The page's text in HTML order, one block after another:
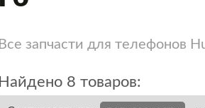
Все запчасти для телефонов
Найдено 8 товаров: